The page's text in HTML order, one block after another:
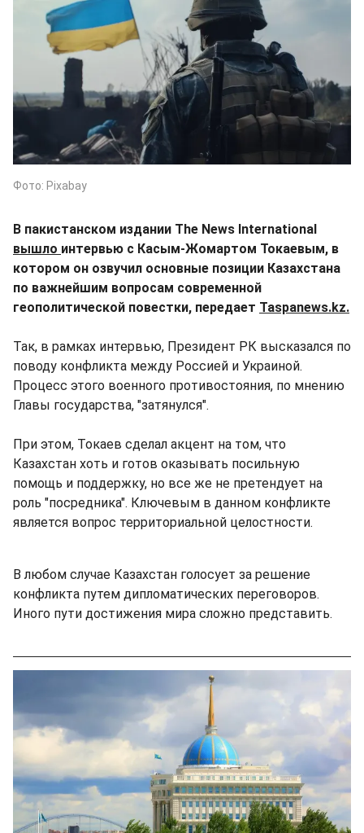
Фото: Pixabay
В пакистанском издании The News International
вышло интервью с Касым-Жомартом Токаевым, в
котором он озвучил основные позиции Казахстана
по важнейшим вопросам современной
геополитической повестки, передает Taspanews.kz.
Так, в рамках интервью, Президент РК высказался по
поводу конфликта между Россией и Украиной.
Процесс этого военного противостояния, по мнению
Главы государства, "затянулся".
При этом, Токаев сделал акцент на том, что
Казахстан хоть и готов оказывать посильную
помощь и поддержку, но все же не претендует на
роль "посредника". Ключевым в данном конфликте
является вопрос территориальной целостности.
В любом случае Казахстан голосует за решение
конфликта путем дипломатических переговоров.
Иного пути достижения мира сложно представить.